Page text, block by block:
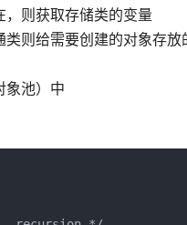
则获取存储类的变量
则给需要创建的对象存放
象池）中